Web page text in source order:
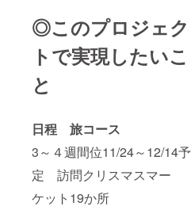
◎このプロジェク
トで実現したいこ
と
日程 旅コース
3～４週間位11/24～12/14予
定 訪問クリスマスマー
ケット19か所